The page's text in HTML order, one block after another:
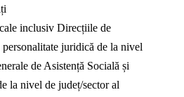
inclusiv Direcțiile de
juridică de la nivel
de Asistență Socială și
la nivel de județ/sector al